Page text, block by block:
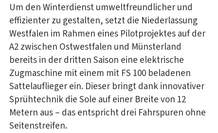
Um den Winterdienst umweltfreundlicher und
effizienter zu gestalten, setzt die Niederlassung
Westfalen im Rahmen eines Pilotprojektes auf der
A2 zwischen Ostwestfalen und Münsterland
bereits in der dritten Saison eine elektrische
Zugmaschine mit einem mit FS 100 beladenen
Sattelauflieger ein. Dieser bringt dank innovativer
Sprühtechnik die Sole auf einer Breite von 12
Metern aus – das entspricht drei Fahrspuren ohne
Seitenstreifen.